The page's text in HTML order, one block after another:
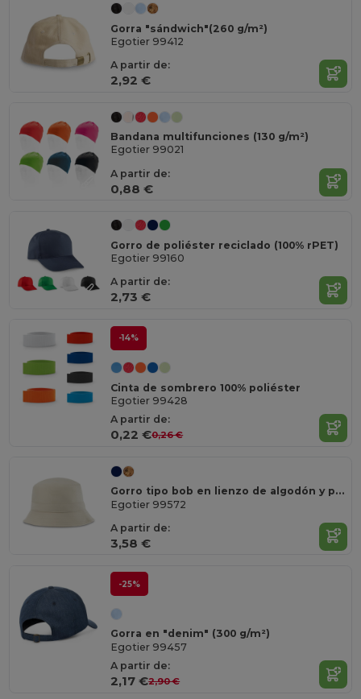
Gorra "sándwich"(260 g/m²)
Egotier 99412
A partir de:
2,92 €
Bandana multifunciones (130 g/m²)
Egotier 99021
A partir de:
0,88 €
Gorro de poliéster reciclado (100% rPET)
Egotier 99160
A partir de:
2,73 €
-14%
Cinta de sombrero 100% poliéster
Egotier 99428
A partir de:
0,22 €0,26 €
Gorro tipo bob en lienzo de algodón y poliéster (220 g/m²)
Egotier 99572
A partir de:
3,58 €
-25%
Gorra en "denim" (300 g/m²)
Egotier 99457
A partir de:
2,17 €2,90 €